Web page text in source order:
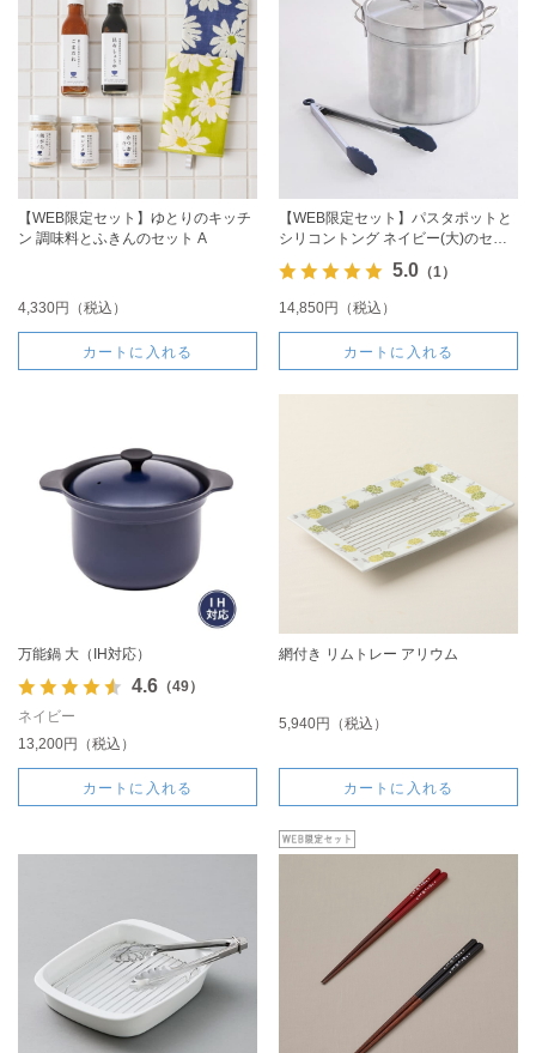
【WEB限定セット】ゆとりのキッチ
ン 調味料とふきんのセット A
4,330円（税込）
カートに入れる
【WEB限定セット】パスタポットと
シリコントング ネイビー(大)のセッ
ト
5.0（1）
14,850円（税込）
カートに入れる
万能鍋 大（IH対応）
4.6（49）
ネイビー
13,200円（税込）
カートに入れる
網付き リムトレー アリウム
5,940円（税込）
カートに入れる